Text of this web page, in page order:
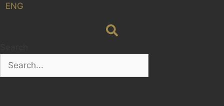
ENG